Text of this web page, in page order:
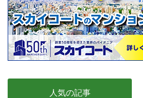
人気の記事